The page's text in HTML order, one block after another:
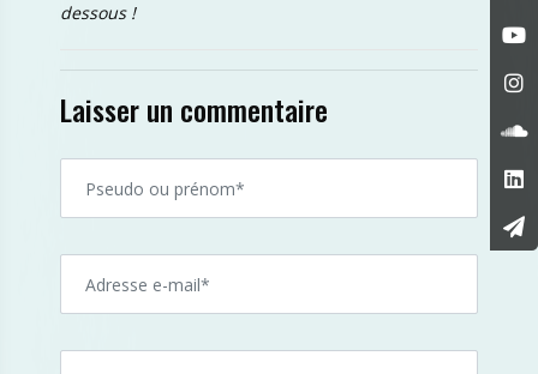
dessous !
Laisser un commentaire